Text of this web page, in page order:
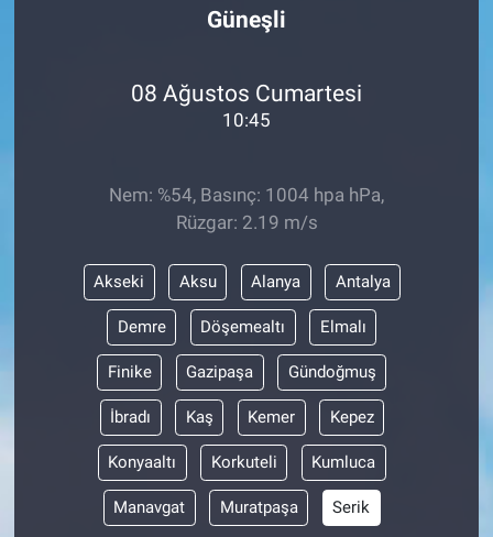
Güneşli
08 Ağustos Cumartesi
10:45
Nem: %54, Basınç: 1004 hpa hPa,
Rüzgar: 2.19 m/s
Akseki Aksu Alanya Antalya
Demre Döşemealtı Elmalı
Finike Gazipaşa Gündoğmuş
İbradı Kaş Kemer Kepez
Konyaaltı Korkuteli Kumluca
Manavgat Muratpaşa Serik